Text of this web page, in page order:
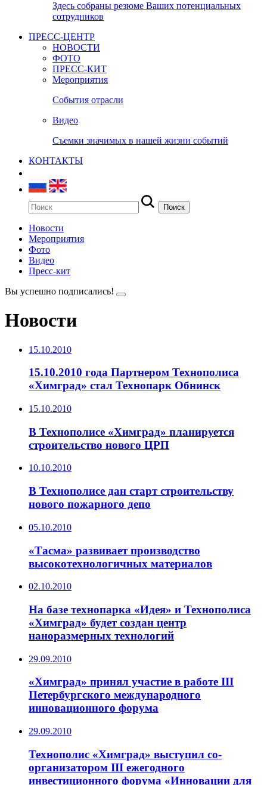
Здесь собраны резюме Ваших потенциальных
сотрудников
ПРЕСС-ЦЕНТР
НОВОСТИ
ФОТО
ПРЕСС-КИТ
Мероприятия
События отрасли
Видео
Съемки значимых в нашей жизни событий
КОНТАКТЫ
Новости
Мероприятия
Фото
Видео
Пресс-кит
Вы успешно подписались!
Новости
15.10.2010
15.10.2010 года Партнером Технополиса
«Химград» стал Технопарк Обнинск
15.10.2010
В Технополисе «Химград» планируется
строительство нового ЦРП
10.10.2010
В Технополисе дан старт строительству
нового пожарного депо
05.10.2010
«Тасма» развивает производство
высокотехнологичных материалов
02.10.2010
На базе технопарка «Идея» и Технополиса
«Химград» будет создан центр
наноразмерных технологий
29.09.2010
«Химград» принял участие в работе III
Петербургского международного
инновационного форума
29.09.2010
Технополис «Химград» выступил со-
организатором III ежегодного
инвестиционного форума «Инновации для